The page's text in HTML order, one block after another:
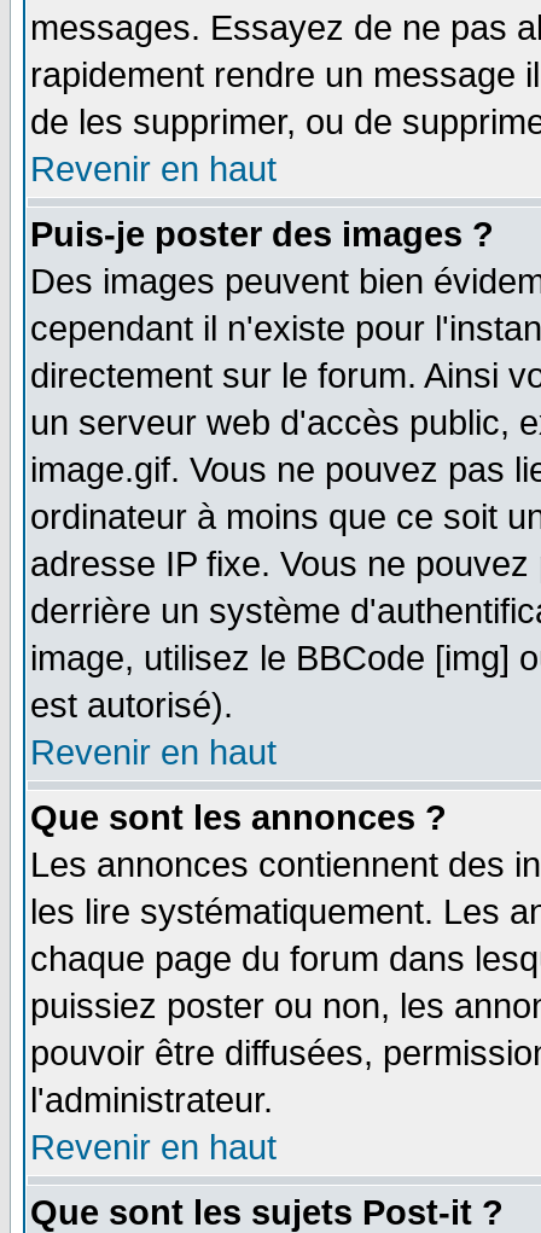
messages. Essayez de ne pas
rapidement rendre un message
de les supprimer, ou de
Revenir en haut
Puis-je poster des images ?
Des images peuvent bien
cependant il n'existe pour
directement sur le forum. Ainsi
un serveur web d'accès public,
image.gif. Vous ne pouvez pas
ordinateur à moins que ce soit
adresse IP fixe. Vous ne
derrière un système
image, utilisez le BBCode [img]
est autorisé).
Revenir en haut
Que sont les annonces ?
Les annonces contiennent des
les lire systématiquement. Les
chaque page du forum dans
puissiez poster ou non, les
pouvoir être diffusées,
l'administrateur.
Revenir en haut
Que sont les sujets Post-it ?